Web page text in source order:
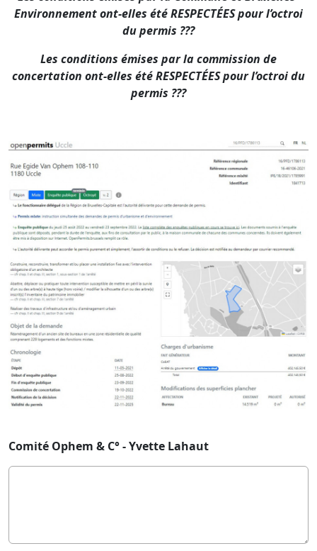
Environnement ont-elles été RESPECTÉES pour l’octroi
du permis ???
Les conditions émises par la commission de
concertation ont-elles été RESPECTÉES pour l’octroi du
permis ???
Comité Ophem & C° - Yvette Lahaut